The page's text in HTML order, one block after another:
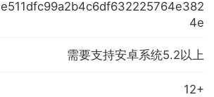
e511dfc99a2b4c6df632225764e382
4e
需要支持安卓系统5.2以上
12+